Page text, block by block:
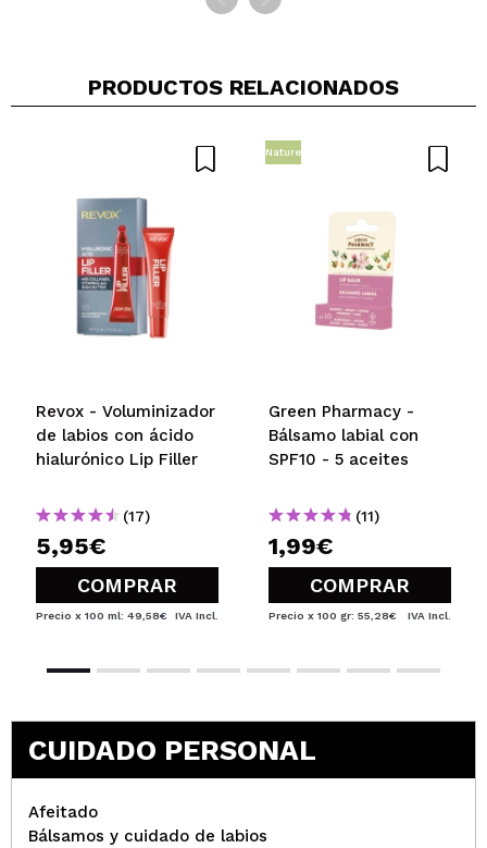
PRODUCTOS RELACIONADOS
Revox - Voluminizador
de labios con ácido
hialurónico Lip Filler
(17)
5,95€
COMPRAR
Precio x 100 ml: 49,58€ IVA Incl.
Nature
Green Pharmacy -
Bálsamo labial con
SPF10 - 5 aceites
(11)
1,99€
COMPRAR
Precio x 100 gr: 55,28€ IVA Incl.
CUIDADO PERSONAL
Afeitado
Bálsamos y cuidado de labios